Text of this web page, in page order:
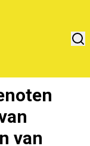
van